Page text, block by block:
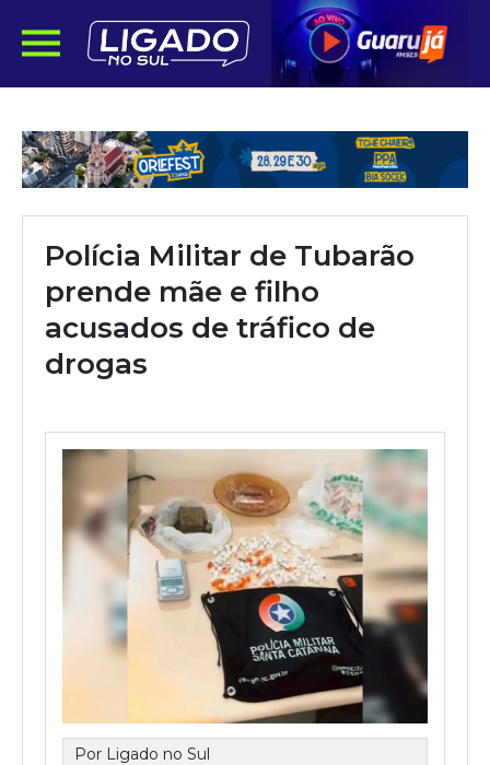
Polícia Militar de Tubarão
prende mãe e filho
acusados de tráfico de
drogas
Por Ligado no Sul